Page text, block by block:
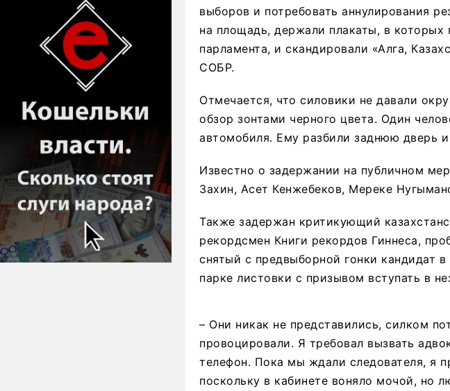
выборов и потребовать аннулирования
на площадь, держали плакаты, в которых
парламента, и скандировали «Алга,
СОБР.
Отмечается, что силовики не давали
обзор зонтами черного цвета. Один
автомобиля. Ему разбили заднюю дверь
Известно о задержании на публичном
Захин, Асет Кенжебеков, Мереке
Также задержан критикующий
рекордсмен Книги рекордов Гиннеса,
снятый с предвыборной гонки кандидат
парке листовки с призывом вступать в
– Они никак не представились, силком
провоцировали. Я требовал вызвать
телефон. Пока мы ждали следователя, я
поскольку в кабинете воняло мочой, но